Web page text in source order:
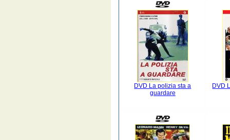
DVD La polizia sta a
guardare
DVD